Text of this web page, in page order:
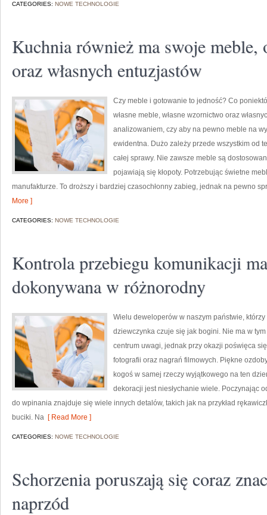
CATEGORIES: NOWE TECHNOLOGIE
Kuchnia również ma swoje
oraz własnych entuzjastów
Czy meble i gotowanie to jedność? Co
własne meble, własne wzornictwo oraz
analizowaniem, czy aby na pewno meble na
ewidentna. Dużo zależy przede wszystkim od
całej sprawy. Nie zawsze meble są
pojawiają się kłopoty. Potrzebując świetne
manufakturze. To droższy i bardziej czasochłonny zabieg, jednak na pewno
More ]
CATEGORIES: NOWE TECHNOLOGIE
Kontrola przebiegu komunikacji
dokonywana w różnorodny
Wielu deweloperów w naszym państwie,
dziewczynka czuje się jak bogini. Nie ma w
centrum uwagi, jednak przy okazji poświęca
fotografii oraz nagrań filmowych. Piękne
kogoś w samej rzeczy wyjątkowego na ten
dekoracji jest niesłychanie wiele. Poczynając
do wpinania znajduje się wiele innych detalów, takich jak na przykład
buciki. Na [ Read More ]
CATEGORIES: NOWE TECHNOLOGIE
Schorzenia poruszają się coraz
naprzód